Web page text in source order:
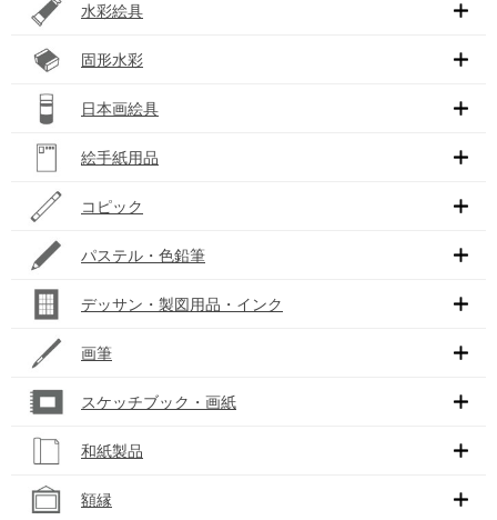
水彩絵具
固形水彩
日本画絵具
絵手紙用品
コピック
パステル・色鉛筆
デッサン・製図用品・インク
画筆
スケッチブック・画紙
和紙製品
額縁